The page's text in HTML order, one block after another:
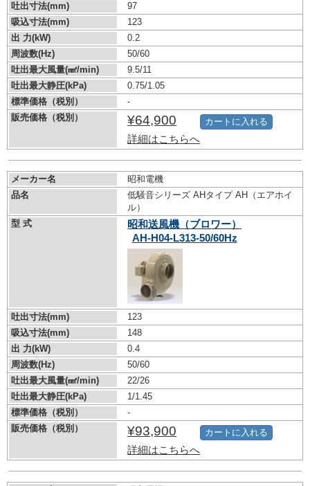
吐出寸法(mm)
97
吸込寸法(mm)
123
出 力(kW)
0.2
周波数(Hz)
50/60
吐出最大風量(㎣/min)
9.5/11
吐出最大静圧(kPa)
0.75/1.05
標準価格（税別）
-
販売価格（税別）
¥64,900
詳細はこちらへ
カートに入れる
メーカー名
昭和電機
品名
低騒音シリーズ AHタイプ AH（エアホイ
ル）
型 式
昭和送風機（ブロワー）
AH-H04-L313-50/60Hz
吐出寸法(mm)
123
吸込寸法(mm)
148
出 力(kW)
0.4
周波数(Hz)
50/60
吐出最大風量(㎣/min)
22/26
吐出最大静圧(kPa)
1/1.45
標準価格（税別）
-
販売価格（税別）
¥93,900
詳細はこちらへ
カートに入れる